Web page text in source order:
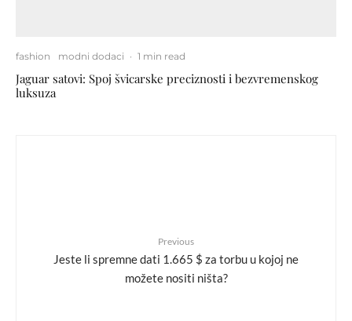
fashion modni dodaci · 1 min read
Jaguar satovi: Spoj švicarske preciznosti i bezvremenskog
luksuza
Previous
Jeste li spremne dati 1.665 $ za torbu u kojoj ne
možete nositi ništa?